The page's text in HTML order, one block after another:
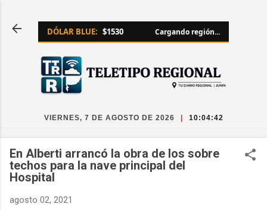
DÓLAR BLUE: $1530 Cargando región...
VIERNES, 7 DE AGOSTO DE 2026 10:04:42
En Alberti arrancó la obra de los sobre
techos para la nave principal del
Hospital
agosto 02, 2021